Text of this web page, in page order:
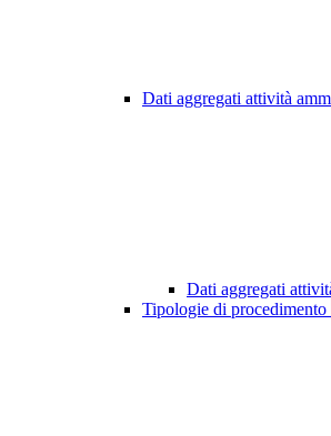
Dati aggregati attività
Dati aggregati
Tipologie di procedimento